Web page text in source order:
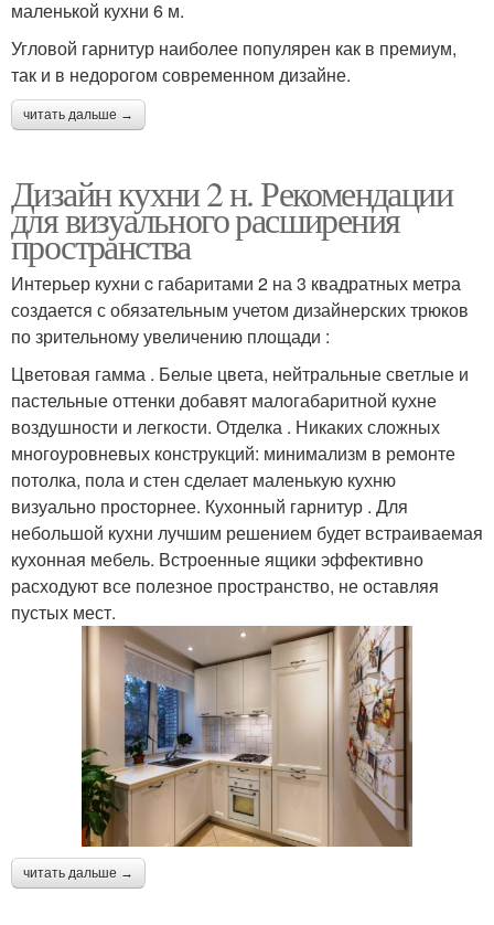
маленькой кухни 6 м.
Угловой гарнитур наиболее популярен как в премиум,
так и в недорогом современном дизайне.
читать дальше →
Дизайн кухни 2 н. Рекомендации
для визуального расширения
пространства
Интерьер кухни c габаритами 2 на 3 квадратных метра
создается с обязательным учетом дизайнерских трюков
по зрительному увеличению площади :
Цветовая гамма . Белые цвета, нейтральные светлые и
пастельные оттенки добавят малогабаритной кухне
воздушности и легкости. Отделка . Никаких сложных
многоуровневых конструкций: минимализм в ремонте
потолка, пола и стен сделает маленькую кухню
визуально просторнее. Кухонный гарнитур . Для
небольшой кухни лучшим решением будет встраиваемая
кухонная мебель. Встроенные ящики эффективно
расходуют все полезное пространство, не оставляя
пустых мест.
читать дальше →